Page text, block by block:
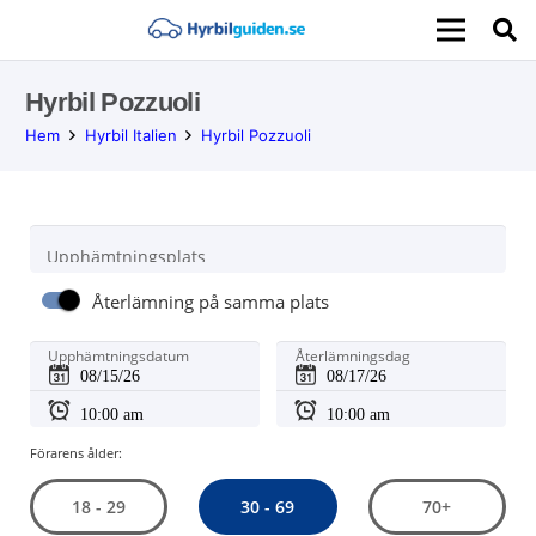
Hyrbil Pozzuoli
Hem Hyrbil Italien Hyrbil Pozzuoli
Upphämtningsplats
Återlämning på samma plats
Upphämtningsdatum Återlämningsdag
Förarens ålder:
18 - 29 30 - 69 70+